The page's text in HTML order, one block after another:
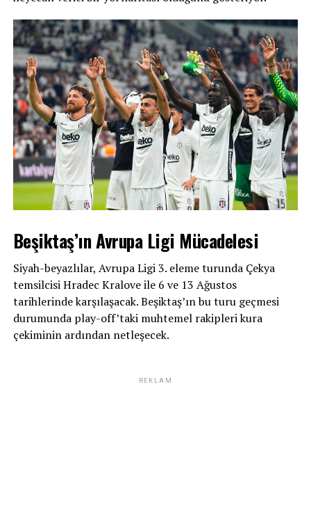
Beşiktaş’ın Avrupa Ligi Mücadelesi
Siyah-beyazlılar, Avrupa Ligi 3. eleme turunda Çekya
temsilcisi Hradec Kralove ile 6 ve 13 Ağustos
tarihlerinde karşılaşacak. Beşiktaş’ın bu turu geçmesi
durumunda play-off’taki muhtemel rakipleri kura
çekiminin ardından netleşecek.
REKLAM